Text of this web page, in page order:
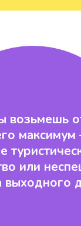
возьмешь
максимум
или
выходного